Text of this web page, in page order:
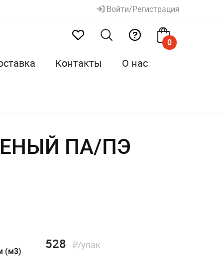
Войти/Регистрация
0
Контакты О нас
ПА/ПЭ
(м3) 528 ₽/упак